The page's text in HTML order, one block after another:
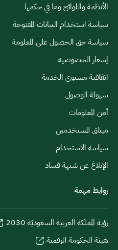
الأنظمة واللوائح وما في حكمها
سياسة استخدام البيانات المفتوحة
سياسة حق الحصول على المعلومة
إشعار الخصوصية
اتفاقية مستوى الخدمة
سهولة الوصول
أمن المعلومات
ميثاق المستخدمين
سياسة الاستخدام
الإبلاغ عن شبهة فساد
روابط مهمة
رؤية المملكة العربية السعوديّة 2030
هيئة الحكومة الرقمية